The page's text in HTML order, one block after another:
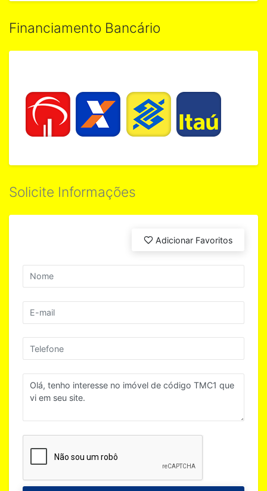
Financiamento Bancário
Solicite Informações
Adicionar Favoritos